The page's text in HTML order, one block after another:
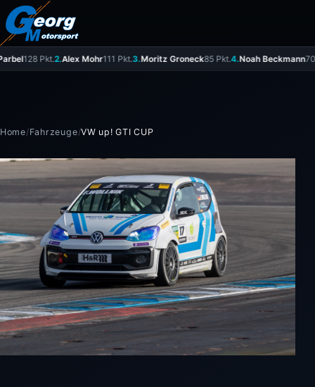
128 Pkt.2.Alex Mohr111 Pkt.3.Moritz Groneck85 Pkt.4.Noah Beckmann70
Home/Fahrzeuge/VW up! GTI CUP